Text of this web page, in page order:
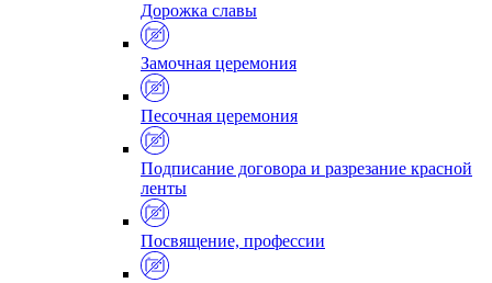
Дорожка славы
Замочная церемония
Песочная церемония
Подписание договора и разрезание красной
ленты
Посвящение, профессии